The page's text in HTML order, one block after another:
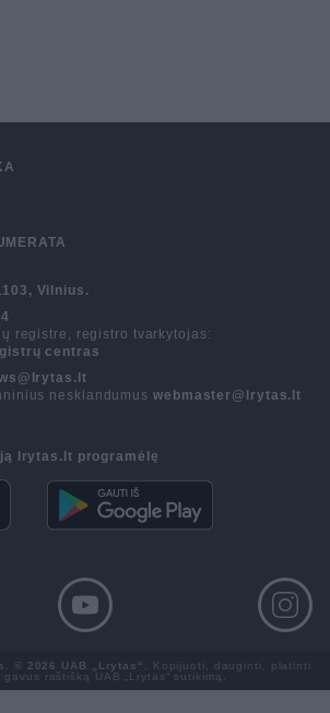
Vilnius.
registre, registro tvarkytojas:
centras
nesklandumus webmaster@lrytas.lt
lrytas.lt programėlę
© 2026 UAB „Lrytas“.
Kopijuoti, dauginti, platinti
raštišką UAB „Lrytas“ sutikimą.